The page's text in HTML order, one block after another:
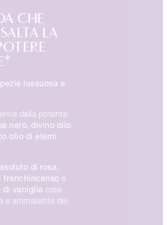
CHE
LA
lussuosa e
dalla potente
nero, divino olio
olio di elemi
di rosa,
franchincenso e
di vaniglia crea
e ammaliante del